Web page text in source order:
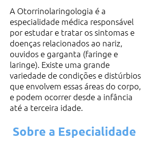
A Otorrinolaringologia é a
especialidade médica responsável
por estudar e tratar os sintomas e
doenças relacionados ao nariz,
ouvidos e garganta (faringe e
laringe). Existe uma grande
variedade de condições e distúrbios
que envolvem essas áreas do corpo,
e podem ocorrer desde a infância
até a terceira idade.
Sobre a Especialidade